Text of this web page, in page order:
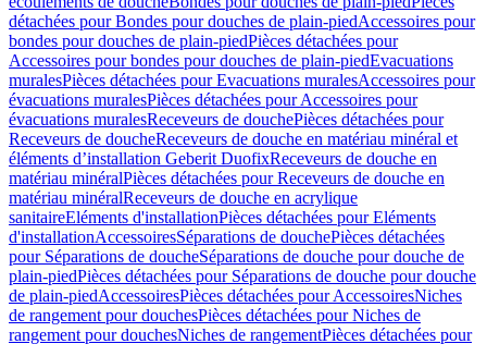
détachées pour Bondes pour douches de plain-piedAccessoires pour
bondes pour douches de plain-piedPièces détachées pour
Accessoires pour bondes pour douches de plain-piedEvacuations
muralesPièces détachées pour Evacuations muralesAccessoires pour
évacuations muralesPièces détachées pour Accessoires pour
évacuations muralesReceveurs de douchePièces détachées pour
Receveurs de doucheReceveurs de douche en matériau minéral et
éléments d’installation Geberit DuofixReceveurs de douche en
matériau minéralPièces détachées pour Receveurs de douche en
matériau minéralReceveurs de douche en acrylique
sanitaireEléments d'installationPièces détachées pour Eléments
d'installationAccessoiresSéparations de douchePièces détachées
pour Séparations de doucheSéparations de douche pour douche de
plain-piedPièces détachées pour Séparations de douche pour douche
de plain-piedAccessoiresPièces détachées pour AccessoiresNiches
de rangement pour douchesPièces détachées pour Niches de
rangement pour douchesNiches de rangementPièces détachées pour